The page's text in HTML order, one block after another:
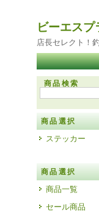
ビーエスプ
店長セレクト！
商品検索
商品選択
ステッカー
商品選択
商品一覧
セール商品